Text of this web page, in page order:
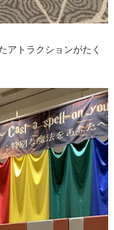
アトラクションがたく